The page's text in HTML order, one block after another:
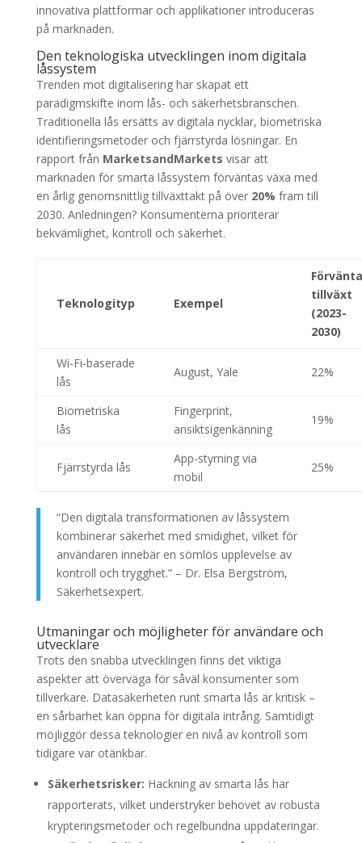
innovativa plattformar och applikationer introduceras
på marknaden.
Den teknologiska utvecklingen inom digitala
låssystem
Trenden mot digitalisering har skapat ett
paradigmskifte inom lås- och säkerhetsbranschen.
Traditionella lås ersätts av digitala nycklar, biometriska
identifieringsmetoder och fjärrstyrda lösningar. En
rapport från MarketsandMarkets visar att
marknaden för smarta låssystem förväntas växa med
en årlig genomsnittlig tillväxttakt på över 20% fram till
2030. Anledningen? Konsumenterna prioriterar
bekvämlighet, kontroll och säkerhet.
Teknologityp Exempel
tillväxt
(2023-
2030)
Wi-Fi-baserade
lås
August, Yale 22%
Biometriska
lås
Fingerprint,
ansiktsigenkänning
19%
Fjärrstyrda lås
App-styrning via
mobil
25%
“Den digitala transformationen av låssystem
kombinerar säkerhet med smidighet, vilket för
användaren innebär en sömlös upplevelse av
kontroll och trygghet.” – Dr. Elsa Bergström,
Säkerhetsexpert.
Utmaningar och möjligheter för användare och
utvecklare
Trots den snabba utvecklingen finns det viktiga
aspekter att överväga för såväl konsumenter som
tillverkare. Datasäkerheten runt smarta lås är kritisk –
en sårbarhet kan öppna för digitala intrång. Samtidigt
möjliggör dessa teknologier en nivå av kontroll som
tidigare var otänkbar.
Säkerhetsrisker: Hackning av smarta lås har
rapporterats, vilket understryker behovet av robusta
krypteringsmetoder och regelbundna uppdateringar.